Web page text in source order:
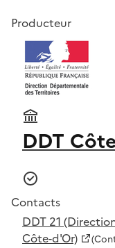
Producteur
DDT
Contacts
DDT 21
Côte-d'Or)